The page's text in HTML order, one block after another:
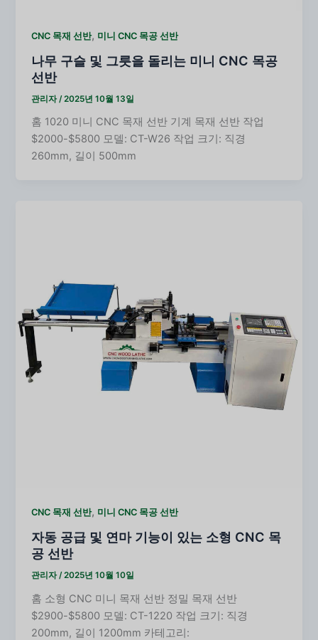
CNC 목재 선반, 미니 CNC 목공 선반
나무 구슬 및 그릇을 돌리는 미니 CNC 목공
선반
관리자 /2025년 10월 13일
홈 1020 미니 CNC 목재 선반 기계 목재 선반 작업
$2000-$5800 모델: CT-W26 작업 크기: 직경
260mm, 길이 500mm
CNC 목재 선반, 미니 CNC 목공 선반
자동 공급 및 연마 기능이 있는 소형 CNC 목
공 선반
관리자/2025년 10월 10일
홈 소형 CNC 미니 목재 선반 정밀 목재 선반
$2900-$5800 모델: CT-1220 작업 크기: 직경
200mm, 길이 1200mm 카테고리: